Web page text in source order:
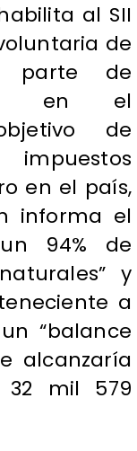
al SII
de
parte de
en el
de
en el país,
informa el
94% de
y
a
“balance
alcanzaría
mil 579